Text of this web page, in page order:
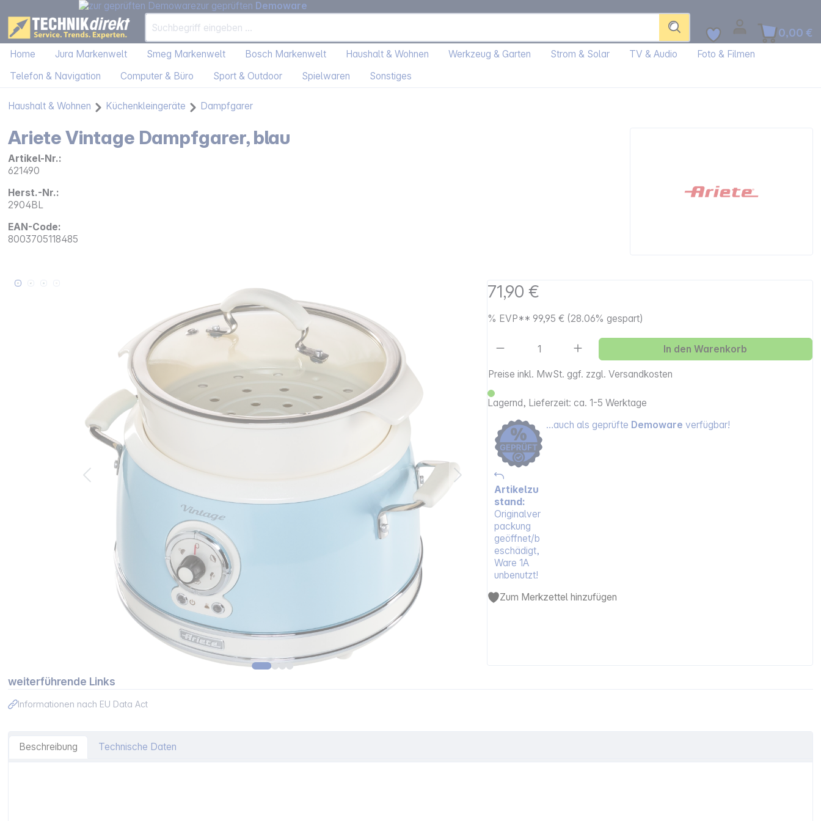
zur geprüften Demoware
0,00 €
Home Jura Markenwelt Smeg Markenwelt Bosch Markenwelt Haushalt & Wohnen Werkzeug & Garten Strom & Solar TV & Audio
Foto & Filmen
Telefon & Navigation
Computer & Büro Sport & Outdoor Spielwaren Sonstiges
Haushalt & Wohnen Küchenkleingeräte Dampfgarer
Ariete Vintage Dampfgarer, blau
Artikel-Nr.:
621490
Herst.-Nr.:
2904BL
EAN-Code:
8003705118485
Bildergalerie überspringen 71,90 €
% EVP**99,95 € (28.06% gespart)
Preise inkl. MwSt. ggf. zzgl. Versandkosten
Lagernd, Lieferzeit: ca. 1-5 Werktage
Artikel Anzahl: Gib den gewünschten Wert ein
In den Warenkorb
Zum Merkzettel hinzufügen
…auch als geprüfte Demoware verfügbar!
Artikelzu
stand:
Originalver
packung
geöffnet/b
eschädigt,
Ware 1A
unbenutzt!
weiterführende Links
Informationen nach EU Data Act
Beschreibung Technische Daten